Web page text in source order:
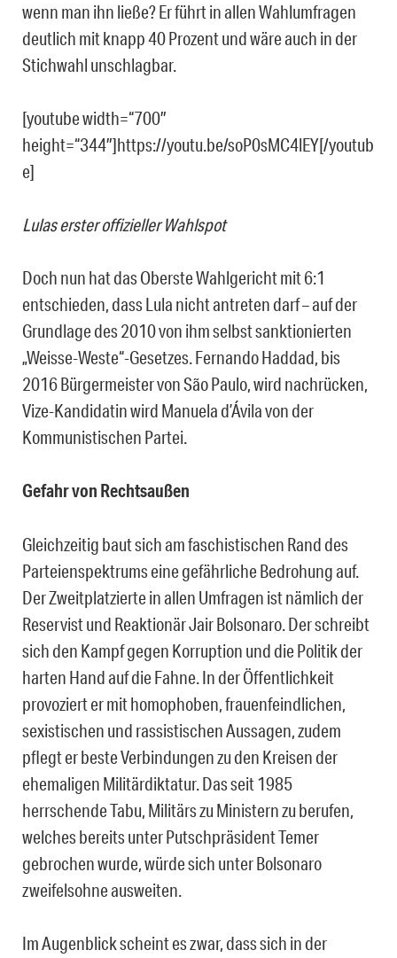
wenn man ihn ließe? Er führt in allen Wahlumfragen
deutlich mit knapp 40 Prozent und wäre auch in der
Stichwahl unschlagbar.
[youtube width=“700″
height=“344″]https://youtu.be/soP0sMC4lEY[/youtub
e]
Lulas erster offizieller Wahlspot
Doch nun hat das Oberste Wahlgericht mit 6:1
entschieden, dass Lula nicht antreten darf – auf der
Grundlage des 2010 von ihm selbst sanktionierten
„Weisse-Weste“-Gesetzes. Fernando Haddad, bis
2016 Bürgermeister von São Paulo, wird nachrücken,
Vize-Kandidatin wird Manuela d’Ávila von der
Kommunistischen Partei.
Gefahr von Rechtsaußen
Gleichzeitig baut sich am faschistischen Rand des
Parteienspektrums eine gefährliche Bedrohung auf.
Der Zweitplatzierte in allen Umfragen ist nämlich der
Reservist und Reaktionär Jair Bolsonaro. Der schreibt
sich den Kampf gegen Korruption und die Politik der
harten Hand auf die Fahne. In der Öffentlichkeit
provoziert er mit homophoben, frauenfeindlichen,
sexistischen und rassistischen Aussagen, zudem
pflegt er beste Verbindungen zu den Kreisen der
ehemaligen Militärdiktatur. Das seit 1985
herrschende Tabu, Militärs zu Ministern zu berufen,
welches bereits unter Putschpräsident Temer
gebrochen wurde, würde sich unter Bolsonaro
zweifelsohne ausweiten.
Im Augenblick scheint es zwar, dass sich in der